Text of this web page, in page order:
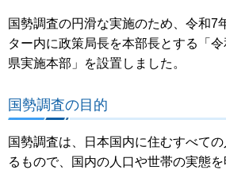
国勢調査の円滑な実施のため、令和7
ター内に政策局長を本部長とする「令
県実施本部」を設置しました。
国勢調査の目的
国勢調査は、日本国内に住むすべて
るもので、国内の人口や世帯の実態